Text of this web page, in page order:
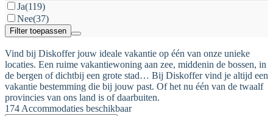
Ja(119)
Nee(37)
Filter toepassen
Vind bij Diskoffer jouw ideale vakantie op één van onze unieke
locaties. Een ruime vakantiewoning aan zee, middenin de bossen, in
de bergen of dichtbij een grote stad… Bij Diskoffer vind je altijd een
vakantie bestemming die bij jouw past. Of het nu één van de twaalf
provincies van ons land is of daarbuiten.
174 Accommodaties beschikbaar